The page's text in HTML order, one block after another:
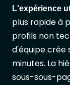
L'expérience
plus rapide à
profils non
d'équipe crée
minutes. La
sous-sous-